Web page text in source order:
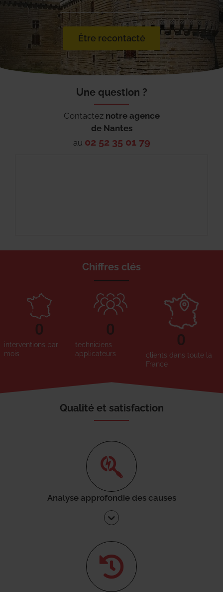
Être recontacté
Une question ?
Contactez notre agence
de Nantes
au 02 52 35 01 79
Chiffres clés
interventions par
mois
0
techniciens
applicateurs
0
clients dans toute la
France
0
Qualité et satisfaction
Analyse approfondie des causes